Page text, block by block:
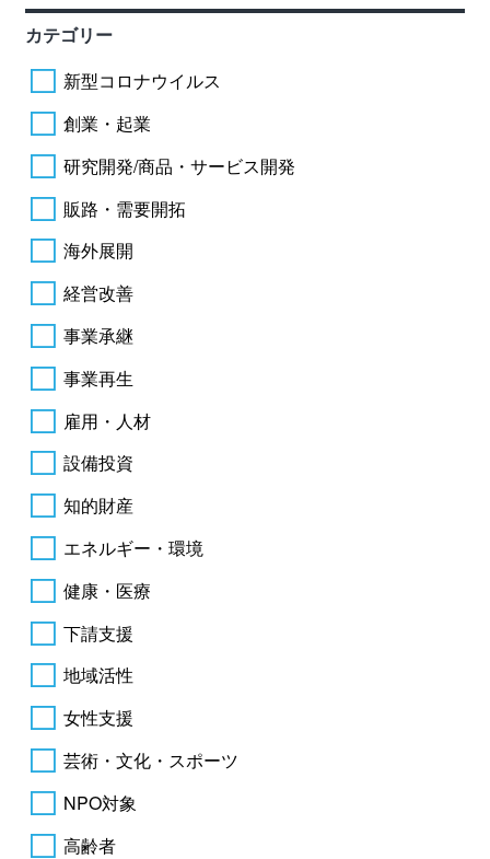
カテゴリー
新型コロナウイルス
創業・起業
研究開発/商品・サービス開発
販路・需要開拓
海外展開
経営改善
事業承継
事業再生
雇用・人材
設備投資
知的財産
エネルギー・環境
健康・医療
下請支援
地域活性
女性支援
芸術・文化・スポーツ
NPO対象
高齢者